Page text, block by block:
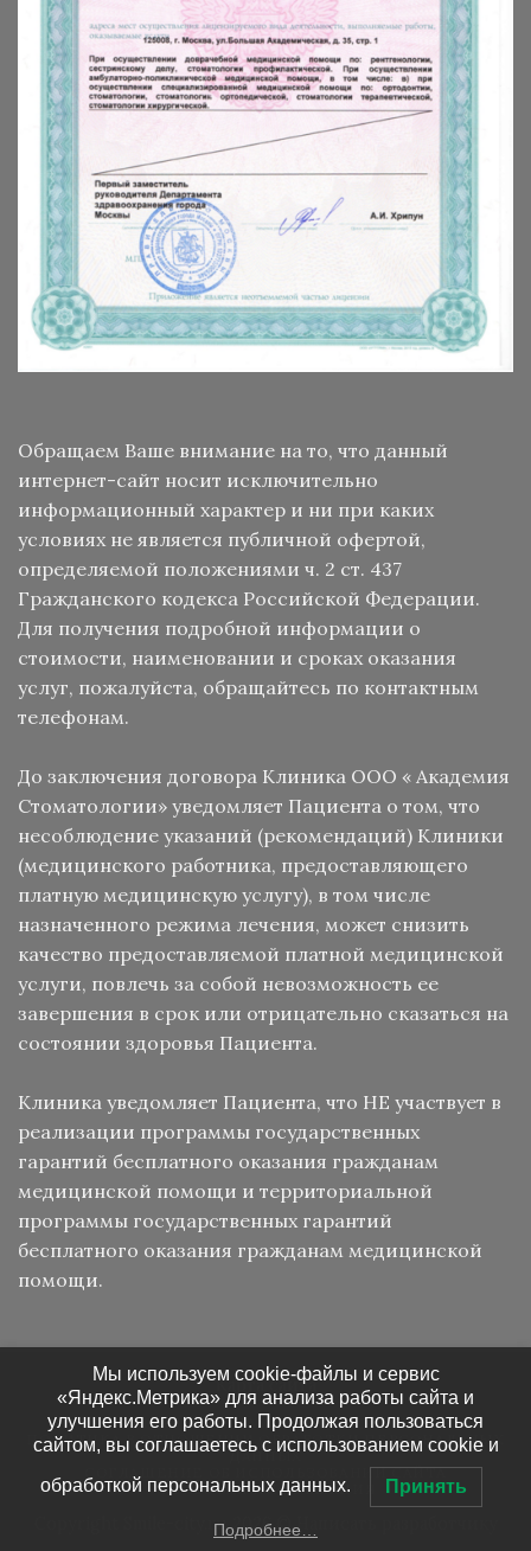
Обращаем Ваше внимание на то, что данный
интернет-сайт носит исключительно
информационный характер и ни при каких
условиях не является публичной офертой,
определяемой положениями ч. 2 ст. 437
Гражданского кодекса Российской Федерации.
Для получения подробной информации о
стоимости, наименовании и сроках оказания
услуг, пожалуйста, обращайтесь по контактным
телефонам.
До заключения договора Клиника ООО « Академия
Стоматологии» уведомляет Пациента о том, что
несоблюдение указаний (рекомендаций) Клиники
(медицинского работника, предоставляющего
платную медицинскую услугу), в том числе
назначенного режима лечения, может снизить
качество предоставляемой платной медицинской
услуги, повлечь за собой невозможность ее
завершения в срок или отрицательно сказаться на
состоянии здоровья Пациента.
Клиника уведомляет Пациента, что НЕ участвует в
реализации программы государственных
гарантий бесплатного оказания гражданам
медицинской помощи и территориальной
программы государственных гарантий
бесплатного оказания гражданам медицинской
помощи.
Карта сайта
СВЯЗАТЬСЯ С НАМИ
КАРТА САЙТА
ПОЛИТИКА В ОТНОШЕНИИ ОБРАБОТКИ ПЕРСОНАЛЬНЫХ
ДАННЫХ
СОГЛАШЕНИЕ ОБ ИСПОЛЬЗОВАНИИ САЙТА
ПРАВОВАЯ ИНФОРМАЦИЯ
Copyright Smile-city.ru 2026 ©Написать разработчику
Мы используем cookie-файлы и сервис
«Яндекс.Метрика» для анализа работы сайта и
улучшения его работы. Продолжая пользоваться
сайтом, вы соглашаетесь с использованием cookie и
обработкой персональных данных. Принять
Подробнее…